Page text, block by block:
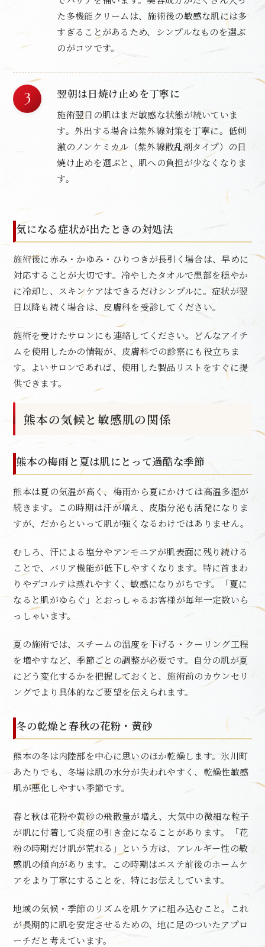
た多機能クリームは、施術後の敏感な肌には多
すぎることがあるため、シンプルなものを選ぶ
のがコツです。
翌朝は日焼け止めを丁寧に
施術翌日の肌はまだ敏感な状態が続いていま
す。外出する場合は紫外線対策を丁寧に。低刺
激のノンケミカル（紫外線散乱剤タイプ）の日
焼け止めを選ぶと、肌への負担が少なくなりま
す。
気になる症状が出たときの対処法
施術後に赤み・かゆみ・ひりつきが長引く場合は、早めに
対応することが大切です。冷やしたタオルで患部を穏やか
に冷却し、スキンケアはできるだけシンプルに。症状が翌
日以降も続く場合は、皮膚科を受診してください。
施術を受けたサロンにも連絡してください。どんなアイテ
ムを使用したかの情報が、皮膚科での診察にも役立ちま
す。よいサロンであれば、使用した製品リストをすぐに提
供できます。
熊本の気候と敏感肌の関係
熊本の梅雨と夏は肌にとって過酷な季節
熊本は夏の気温が高く、梅雨から夏にかけては高温多湿が
続きます。この時期は汗が増え、皮脂分泌も活発になりま
すが、だからといって肌が強くなるわけではありません。
むしろ、汗による塩分やアンモニアが肌表面に残り続ける
ことで、バリア機能が低下しやすくなります。特に首まわ
りやデコルテは蒸れやすく、敏感になりがちです。「夏に
なると肌がゆらぐ」とおっしゃるお客様が毎年一定数いら
っしゃいます。
夏の施術では、スチームの温度を下げる・クーリング工程
を増やすなど、季節ごとの調整が必要です。自分の肌が夏
にどう変化するかを把握しておくと、施術前のカウンセリ
ングでより具体的なご要望を伝えられます。
冬の乾燥と春秋の花粉・黄砂
熊本の冬は内陸部を中心に思いのほか乾燥します。氷川町
あたりでも、冬場は肌の水分が失われやすく、乾燥性敏感
肌が悪化しやすい季節です。
春と秋は花粉や黄砂の飛散量が増え、大気中の微細な粒子
が肌に付着して炎症の引き金になることがあります。「花
粉の時期だけ肌が荒れる」という方は、アレルギー性の敏
感肌の傾向があります。この時期はエステ前後のホームケ
アをより丁寧にすることを、特にお伝えしています。
地域の気候・季節のリズムを肌ケアに組み込むこと。これ
が長期的に肌を安定させるための、地に足のついたアプロ
ーチだと考えています。